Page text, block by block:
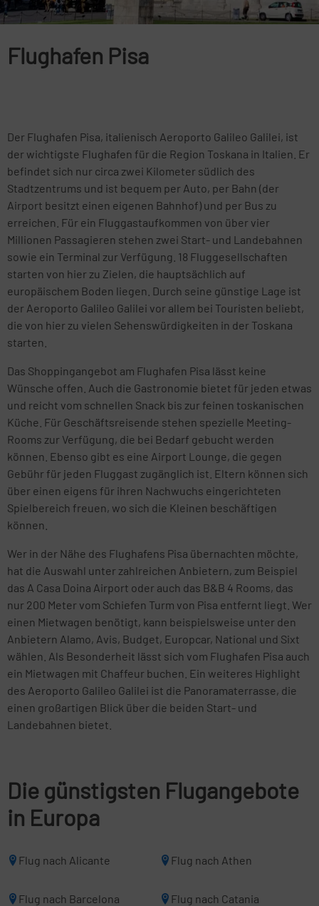
Flughafen Pisa
Der Flughafen Pisa, italienisch Aeroporto Galileo Galilei, ist
der wichtigste Flughafen für die Region Toskana in Italien. Er
befindet sich nur circa zwei Kilometer südlich des
Stadtzentrums und ist bequem per Auto, per Bahn (der
Airport besitzt einen eigenen Bahnhof) und per Bus zu
erreichen. Für ein Fluggastaufkommen von über vier
Millionen Passagieren stehen zwei Start- und Landebahnen
sowie ein Terminal zur Verfügung. 18 Fluggesellschaften
starten von hier zu Zielen, die hauptsächlich auf
europäischem Boden liegen. Durch seine günstige Lage ist
der Aeroporto Galileo Galilei vor allem bei Touristen beliebt,
die von hier zu vielen Sehenswürdigkeiten in der Toskana
starten.
Das Shoppingangebot am Flughafen Pisa lässt keine
Wünsche offen. Auch die Gastronomie bietet für jeden etwas
und reicht vom schnellen Snack bis zur feinen toskanischen
Küche. Für Geschäftsreisende stehen spezielle Meeting-
Rooms zur Verfügung, die bei Bedarf gebucht werden
können. Ebenso gibt es eine Airport Lounge, die gegen
Gebühr für jeden Fluggast zugänglich ist. Eltern können sich
über einen eigens für ihren Nachwuchs eingerichteten
Spielbereich freuen, wo sich die Kleinen beschäftigen
können.
Wer in der Nähe des Flughafens Pisa übernachten möchte,
hat die Auswahl unter zahlreichen Anbietern, zum Beispiel
das A Casa Doina Airport oder auch das B&B 4 Rooms, das
nur 200 Meter vom Schiefen Turm von Pisa entfernt liegt. Wer
einen Mietwagen benötigt, kann beispielsweise unter den
Anbietern Alamo, Avis, Budget, Europcar, National und Sixt
wählen. Als Besonderheit lässt sich vom Flughafen Pisa auch
ein Mietwagen mit Chaffeur buchen. Ein weiteres Highlight
des Aeroporto Galileo Galilei ist die Panoramaterrasse, die
einen großartigen Blick über die beiden Start- und
Landebahnen bietet.
Die günstigsten Flugangebote
in Europa
Flug nach Alicante Flug nach Athen
Flug nach Barcelona Flug nach Catania